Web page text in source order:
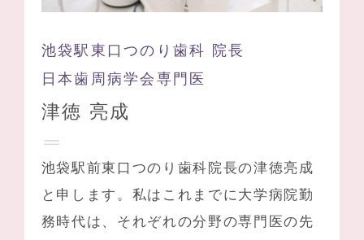
池袋駅東口つのり歯科 院長
日本歯周病学会専門医
津徳 亮成
池袋駅前東口つのり歯科院長の津徳亮成
と申します。私はこれまでに大学病院勤
務時代は、それぞれの分野の専門医の先